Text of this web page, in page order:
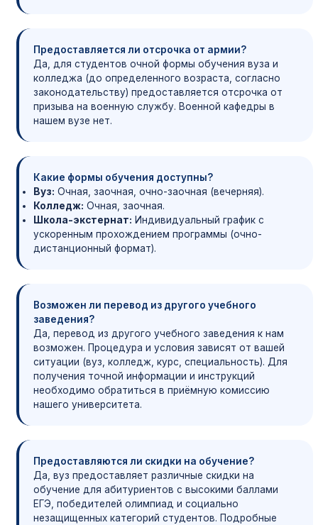
Предоставляется ли отсрочка от армии?
Да, для студентов очной формы обучения вуза и
колледжа (до определенного возраста, согласно
законодательству) предоставляется отсрочка от
призыва на военную службу. Военной кафедры в
нашем вузе нет.
Какие формы обучения доступны?
Вуз: Очная, заочная, очно-заочная (вечерняя).
Колледж: Очная, заочная.
Школа-экстернат: Индивидуальный график с
ускоренным прохождением программы (очно-
дистанционный формат).
Возможен ли перевод из другого учебного
заведения?
Да, перевод из другого учебного заведения к нам
возможен. Процедура и условия зависят от вашей
ситуации (вуз, колледж, курс, специальность). Для
получения точной информации и инструкций
необходимо обратиться в приёмную комиссию
нашего университета.
Предоставляются ли скидки на обучение?
Да, вуз предоставляет различные скидки на
обучение для абитуриентов с высокими баллами
ЕГЭ, победителей олимпиад и социально
незащищенных категорий студентов. Подробные